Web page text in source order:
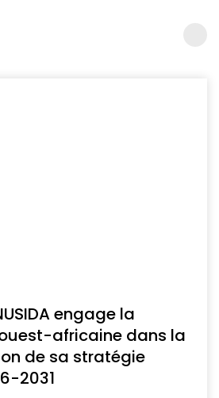
engage la
africaine dans la
de sa stratégie
2031